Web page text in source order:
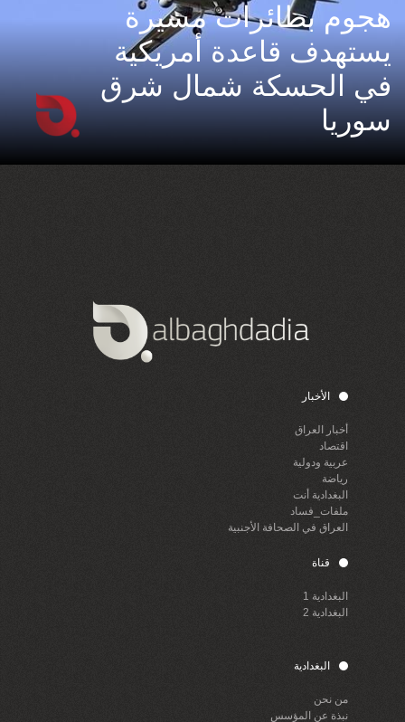
هجوم بطائرات مسيرة
يستهدف قاعدة أمريكية
في الحسكة شمال شرق
سوريا
الأخبار
أخبار العراق
اقتصاد
عربية ودولية
رياضة
البغدادية أنت
ملفات_فساد
العراق في الصحافة الأجنبية
قناة
البغدادية 1
البغدادية 2
البغدادية
من نحن
نبذة عن المؤسس